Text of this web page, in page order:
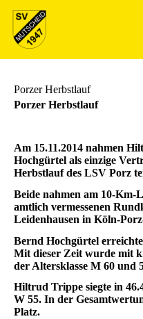
Porzer Herbstlauf
Porzer Herbstlauf
Am 15.11.2014 nahmen
Hochgürtel als einzige
Herbstlauf des LSV Porz
Beide nahmen am 10-Km-
amtlich vermessenen
Leidenhausen in Köln-
Bernd Hochgürtel
Mit dieser Zeit wurde mit
der Altersklasse M 60 und
Hiltrud Trippe siegte in
W 55. In der
Platz.